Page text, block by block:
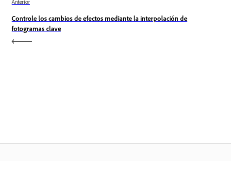
Anterior
Controle los cambios de efectos mediante la interpolación de
fotogramas clave